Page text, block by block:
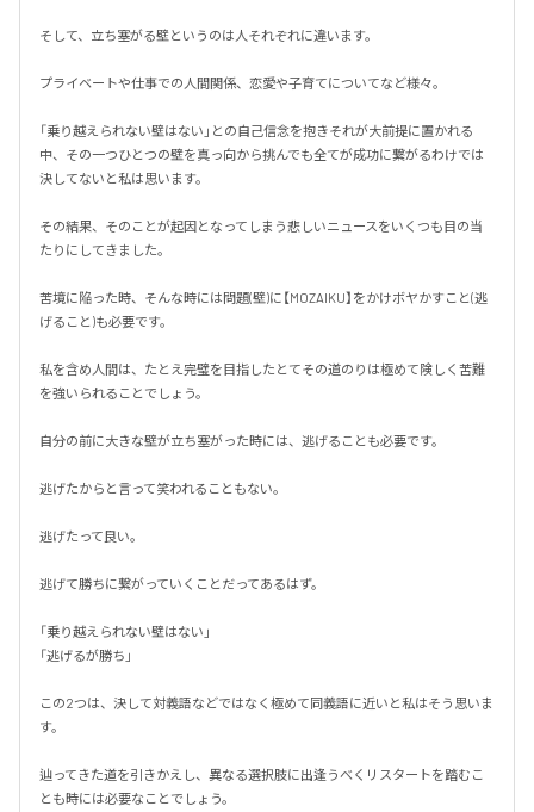
そして、立ち塞がる壁というのは人それぞれに違います。
プライベートや仕事での人間関係、恋愛や子育てについてなど様々。
「乗り越えられない壁はない」との自己信念を抱きそれが大前提に置かれる
中、その一つひとつの壁を真っ向から挑んでも全てが成功に繋がるわけでは
決してないと私は思います。
その結果、そのことが起因となってしまう悲しいニュースをいくつも目の当
たりにしてきました。
苦境に陥った時、そんな時には問題(壁)に【MOZAIKU】をかけボヤかすこと(逃
げること)も必要です。
私を含め人間は、たとえ完璧を目指したとてその道のりは極めて険しく苦難
を強いられることでしょう。
自分の前に大きな壁が立ち塞がった時には、逃げることも必要です。
逃げたからと言って笑われることもない。
逃げたって良い。
逃げて勝ちに繋がっていくことだってあるはず。
「乗り越えられない壁はない」
「逃げるが勝ち」
この2つは、決して対義語などではなく極めて同義語に近いと私はそう思いま
す。
辿ってきた道を引きかえし、異なる選択肢に出逢うべくリスタートを踏むこ
とも時には必要なことでしょう。